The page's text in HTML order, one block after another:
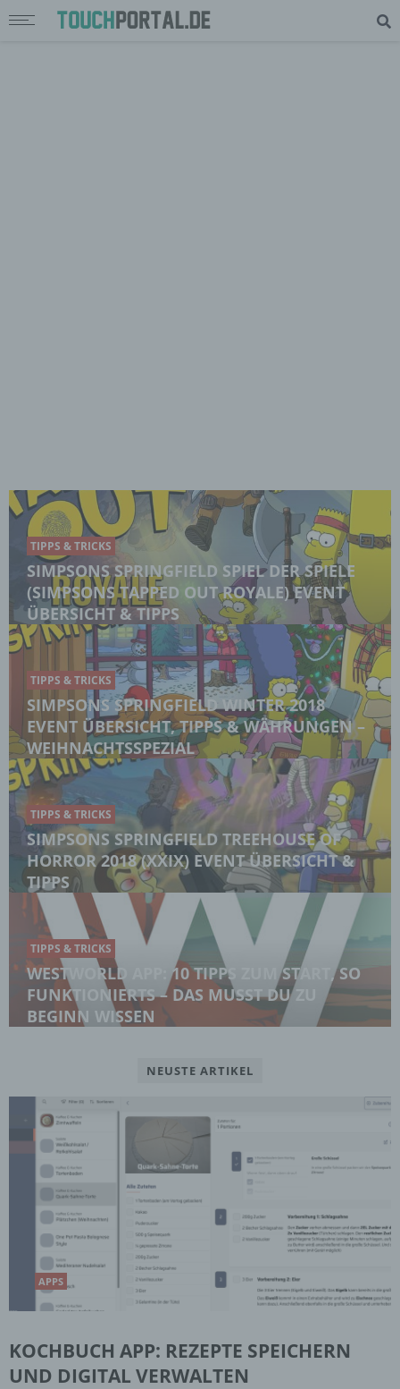
TIPPS & TRICKS
SIMPSONS SPRINGFIELD SPIEL DER SPIELE
(SIMPSONS TAPPED OUT ROYALE) EVENT
ÜBERSICHT & TIPPS
TIPPS & TRICKS
SIMPSONS SPRINGFIELD WINTER 2018
EVENT ÜBERSICHT, TIPPS & WÄHRUNGEN –
WEIHNACHTSSPEZIAL
TIPPS & TRICKS
SIMPSONS SPRINGFIELD TREEHOUSE OF
HORROR 2018 (XXIX) EVENT ÜBERSICHT &
TIPPS
TIPPS & TRICKS
WESTWORLD APP: 10 TIPPS ZUM START, SO
FUNKTIONIERTS – DAS MUSST DU ZU
BEGINN WISSEN
NEUSTE ARTIKEL
APPS
KOCHBUCH APP: REZEPTE SPEICHERN
UND DIGITAL VERWALTEN